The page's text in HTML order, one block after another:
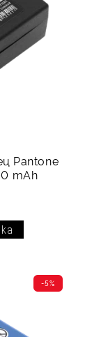
Pantone
mAh
-5%